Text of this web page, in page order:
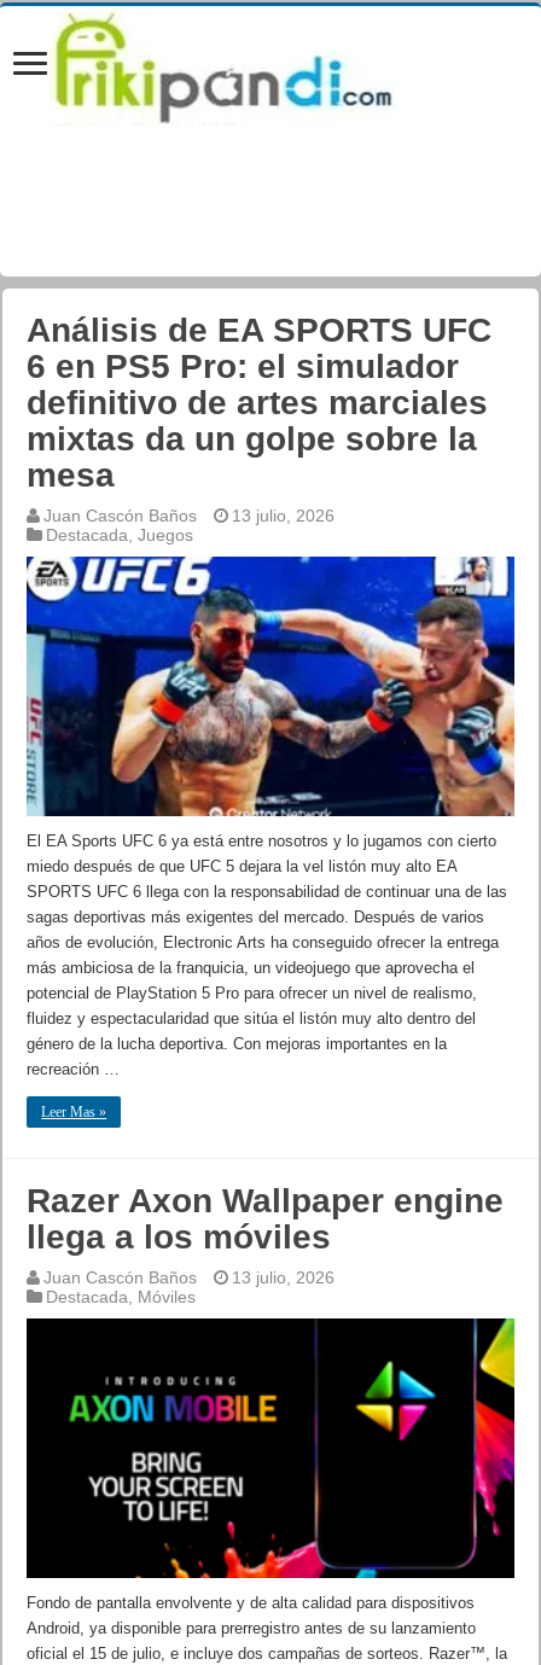
Análisis de EA SPORTS UFC
6 en PS5 Pro: el simulador
definitivo de artes marciales
mixtas da un golpe sobre la
mesa
Juan Cascón Baños
13 julio, 2026
Destacada ,Juegos
El EA Sports UFC 6 ya está entre nosotros y lo jugamos con cierto
miedo después de que UFC 5 dejara la vel listón muy alto EA
SPORTS UFC 6 llega con la responsabilidad de continuar una de las
sagas deportivas más exigentes del mercado. Después de varios
años de evolución, Electronic Arts ha conseguido ofrecer la entrega
más ambiciosa de la franquicia, un videojuego que aprovecha el
potencial de PlayStation 5 Pro para ofrecer un nivel de realismo,
fluidez y espectacularidad que sitúa el listón muy alto dentro del
género de la lucha deportiva. Con mejoras importantes en la
recreación …
Leer Mas »
Razer Axon Wallpaper engine
llega a los móviles
Juan Cascón Baños
13 julio, 2026
Destacada
Móviles
Fondo de pantalla envolvente y de alta calidad para dispositivos
Android, ya disponible para prerregistro antes de su lanzamiento
oficial el 15 de julio, e incluye dos campañas de sorteos. Razer™, la